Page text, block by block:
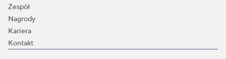
Zespół
Nagrody
Kariera
Kontakt